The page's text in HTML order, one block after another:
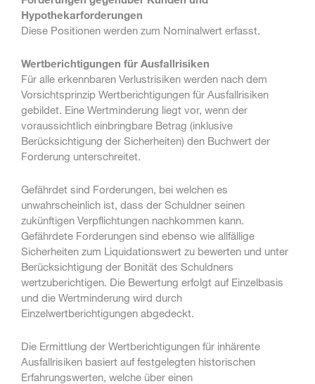
Hypothekarforderungen
Diese Positionen werden zum Nominalwert erfasst.
Wertberichtigungen für Ausfallrisiken
Für alle erkennbaren Verlustrisiken werden nach dem
Vorsichtsprinzip Wertberichtigungen für Ausfallrisiken
gebildet. Eine Wertminderung liegt vor, wenn der
voraussichtlich einbringbare Betrag (inklusive
Berücksichtigung der Sicherheiten) den Buchwert der
Forderung unterschreitet.
Gefährdet sind Forderungen, bei welchen es
unwahrscheinlich ist, dass der Schuldner seinen
zukünftigen Verpflichtungen nachkommen kann.
Gefährdete Forderungen sind ebenso wie allfällige
Sicherheiten zum Liquidationswert zu bewerten und unter
Berücksichtigung der Bonität des Schuldners
wertzuberichtigen. Die Bewertung erfolgt auf Einzelbasis
und die Wertminderung wird durch
Einzelwertberichtigungen abgedeckt.
Die Ermittlung der Wertberichtigungen für inhärente
Ausfallrisiken basiert auf festgelegten historischen
Erfahrungswerten, welche über einen